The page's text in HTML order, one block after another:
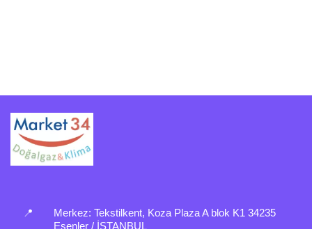
📍 Merkez: Tekstilkent, Koza Plaza A blok K1 34235
Esenler / İSTANBUL